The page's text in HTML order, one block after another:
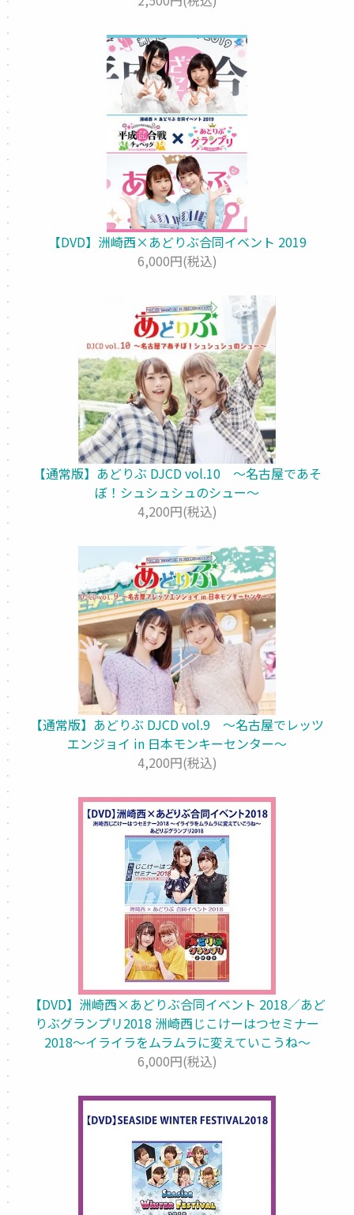
【DVD】洲崎西×あどりぶ合同イベント 2019
6,000円(税込)
【通常版】あどりぶ DJCD vol.10 ～名古屋であそ
ぼ！シュシュシュのシュー～
4,200円(税込)
【通常版】あどりぶ DJCD vol.9 ～名古屋でレッツ
エンジョイ in 日本モンキーセンター～
4,200円(税込)
【DVD】洲崎西×あどりぶ合同イベント 2018／あど
りぶグランプリ2018 洲崎西じこけーはつセミナー
2018～イライラをムラムラに変えていこうね～
6,000円(税込)